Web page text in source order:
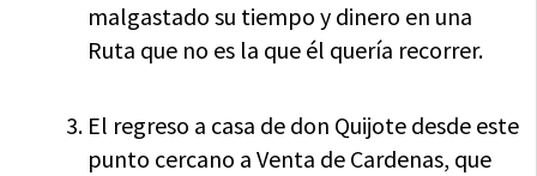
malgastado su tiempo y dinero en una
Ruta que no es la que él quería recorrer.
El regreso a casa de don Quijote desde este
punto cercano a Venta de Cardenas, que